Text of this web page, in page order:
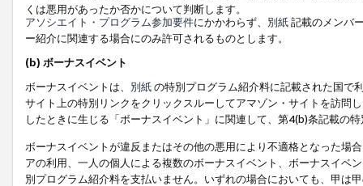
くは悪用があったか否かについて判断します。
アソシエイト・プログラム参加要件にかかわらず、 別紙記載のメンバ
ー紹介に関連する場合にのみ許可されるものとします。
(b) ボーナスイベント
ボーナスイベントは、 別紙の特別プログラム紹介料に記載された国で
サイト上の特別リンクをクリックスルーしてアマゾン・サイトを訪問
したときに生じる「ボーナスイベント」に関連して、第4(b)条記載の
ボーナスイベントが違反またはその他の悪用により不適格となった場
アの利用、一人の個人による複数のボーナスイベント、ボーナスイベ
別プログラム紹介料を支払いません。いずれの場合においても、甲は